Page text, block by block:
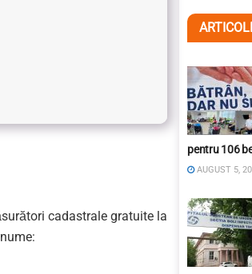
cadastrale gratuite la
pentru 106
AUGUST 5,